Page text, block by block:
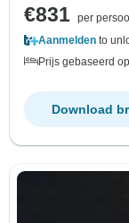
€831 per
Aanmelden to
Prijs gebaseerd
Download